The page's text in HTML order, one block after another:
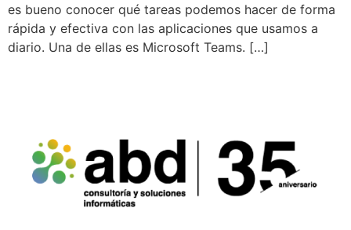
es bueno conocer qué tareas podemos hacer de forma
rápida y efectiva con las aplicaciones que usamos a
diario. Una de ellas es Microsoft Teams. […]